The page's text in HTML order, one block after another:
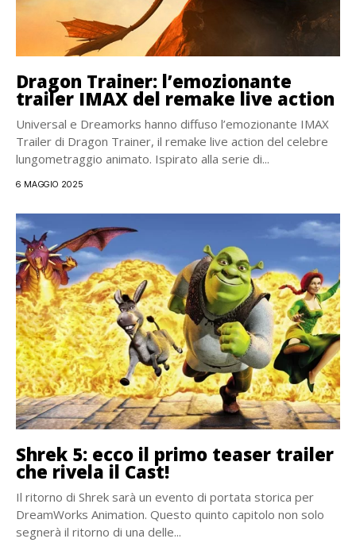
Dragon Trainer: l’emozionante
trailer IMAX del remake live action
Universal e Dreamorks hanno diffuso l’emozionante IMAX
Trailer di Dragon Trainer, il remake live action del celebre
lungometraggio animato. Ispirato alla serie di...
6 MAGGIO 2025
Shrek 5: ecco il primo teaser trailer
che rivela il Cast!
Il ritorno di Shrek sarà un evento di portata storica per
DreamWorks Animation. Questo quinto capitolo non solo
segnerà il ritorno di una delle...